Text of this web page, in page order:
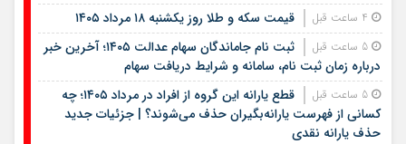
قیمت سکه و طلا روز یکشنبه ۱۸ مرداد ۱۴۰۵
ثبت نام جاماندگان سهام عدالت ۱۴۰۵؛ آخرین خبر
درباره زمان ثبت نام، سامانه و شرایط دریافت سهام
قطع یارانه این گروه از افراد در مرداد ۱۴۰۵؛ چه
کسانی از فهرست یارانه‌بگیران حذف می‌شوند؟ | جزئیات جدید
حذف یارانه نقدی